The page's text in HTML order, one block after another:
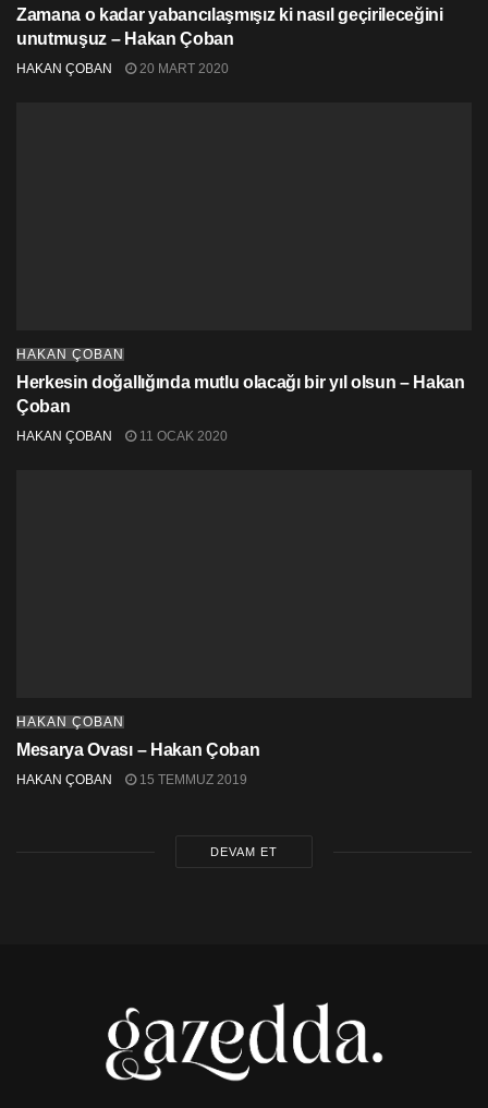
Zamana o kadar yabancılaşmışız ki nasıl geçirileceğini
unutmuşuz – Hakan Çoban
HAKAN ÇOBAN 20 MART 2020
HAKAN ÇOBAN
Herkesin doğallığında mutlu olacağı bir yıl olsun – Hakan
Çoban
HAKAN ÇOBAN 11 OCAK 2020
HAKAN ÇOBAN
Mesarya Ovası – Hakan Çoban
HAKAN ÇOBAN 15 TEMMUZ 2019
DEVAM ET